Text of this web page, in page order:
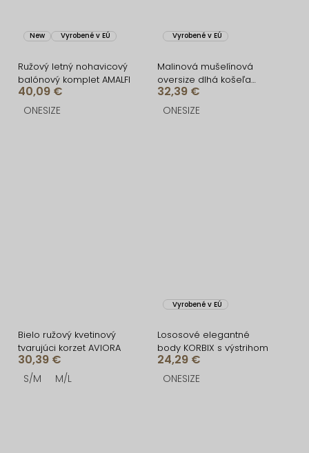
New Vyrobené v EÚ
Ružový letný nohavicový
balónový komplet AMALFI
40,09 €
ONESIZE
Vyrobené v EÚ
Malinová mušelínová
oversize dlhá košeľa
MEKATHY
32,39 €
ONESIZE
Bielo ružový kvetinový
tvarujúci korzet AVIORA
30,39 €
S/M M/L
Vyrobené v EÚ
Lososové elegantné
body KORBIX s výstrihom
24,29 €
ONESIZE